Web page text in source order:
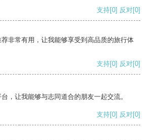
支持[0] 反对[0]
非常有用，让我能够享受到高品质的旅行体
支持[0] 反对[0]
，让我能够与志同道合的朋友一起交流。
支持[0] 反对[0]